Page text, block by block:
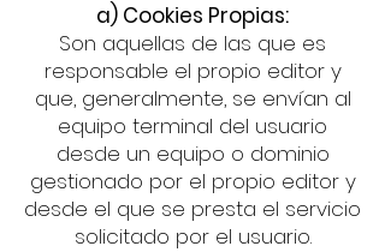
a) Cookies Propias:
Son aquellas de las que es
responsable el propio editor y
que, generalmente, se envían al
equipo terminal del usuario
desde un equipo o dominio
gestionado por el propio editor y
desde el que se presta el servicio
solicitado por el usuario.